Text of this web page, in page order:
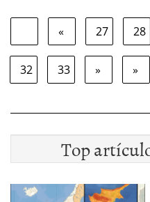
« 27 28
32 33 » »
Top